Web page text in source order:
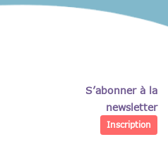
S’abonner à la
newsletter
Inscription